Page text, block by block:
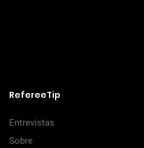
RefereeTip
Entrevistas
Sobre